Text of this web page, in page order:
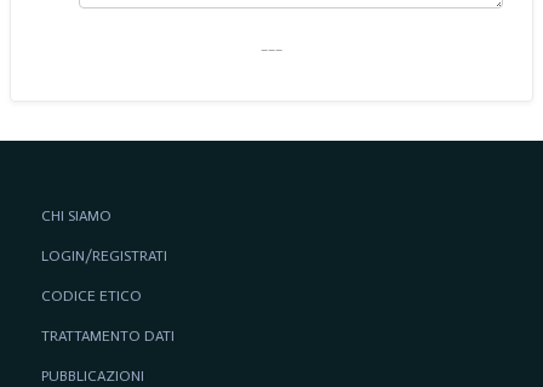
CHI SIAMO
LOGIN/REGISTRATI
CODICE ETICO
TRATTAMENTO DATI
PUBBLICAZIONI